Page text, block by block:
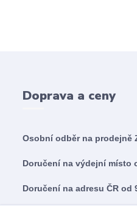
Doprava a ceny
Osobní odběr na prodejně
Doručení na výdejní místo
Doručení na adresu ČR od